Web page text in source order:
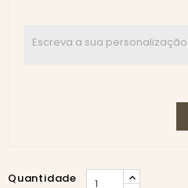
Quantidade